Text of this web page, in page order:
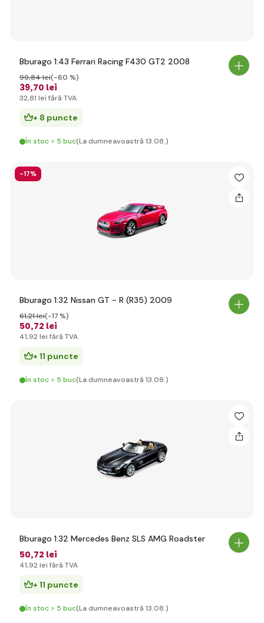
Bburago 1:43 Ferrari Racing F430 GT2 2008
39,70 lei
99,84 lei(-60 %)
32,81 lei fără TVA
+ 8 puncte
În stoc > 5 buc(La dumneavoastră 13.08.)
-17%
Bburago 1:32 Nissan GT - R (R35) 2009
50,72 lei
61,21 lei(-17 %)
41,92 lei fără TVA
+ 11 puncte
În stoc > 5 buc(La dumneavoastră 13.08.)
Bburago 1:32 Mercedes Benz SLS AMG Roadster
50,72 lei
41,92 lei fără TVA
+ 11 puncte
În stoc > 5 buc(La dumneavoastră 13.08.)